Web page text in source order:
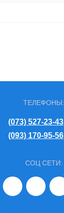
ТЕЛЕФОНЫ:
(073) 527-23-43
(093) 170-95-56
СОЦ СЕТИ: